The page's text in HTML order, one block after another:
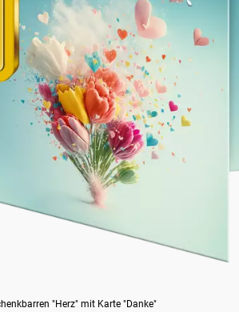
"Herz" mit Karte "Danke"